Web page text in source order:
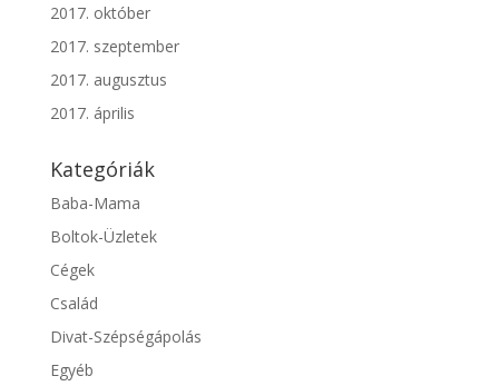
2017. október
2017. szeptember
2017. augusztus
2017. április
Kategóriák
Baba-Mama
Boltok-Üzletek
Cégek
Család
Divat-Szépségápolás
Egyéb